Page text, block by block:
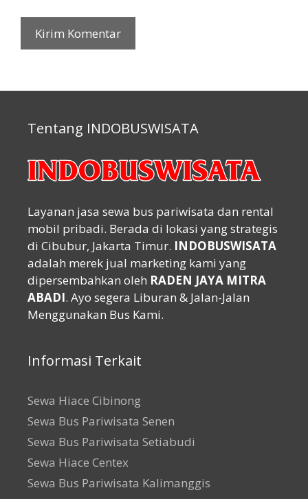
Tentang INDOBUSWISATA
Layanan jasa sewa bus pariwisata dan rental
mobil pribadi. Berada di lokasi yang strategis
di Cibubur, Jakarta Timur. INDOBUSWISATA
adalah merek jual marketing kami yang
dipersembahkan oleh RADEN JAYA MITRA
ABADI. Ayo segera Liburan & Jalan-Jalan
Menggunakan Bus Kami.
Informasi Terkait
Sewa Hiace Cibinong
Sewa Bus Pariwisata Senen
Sewa Bus Pariwisata Setiabudi
Sewa Hiace Centex
Sewa Bus Pariwisata Kalimanggis